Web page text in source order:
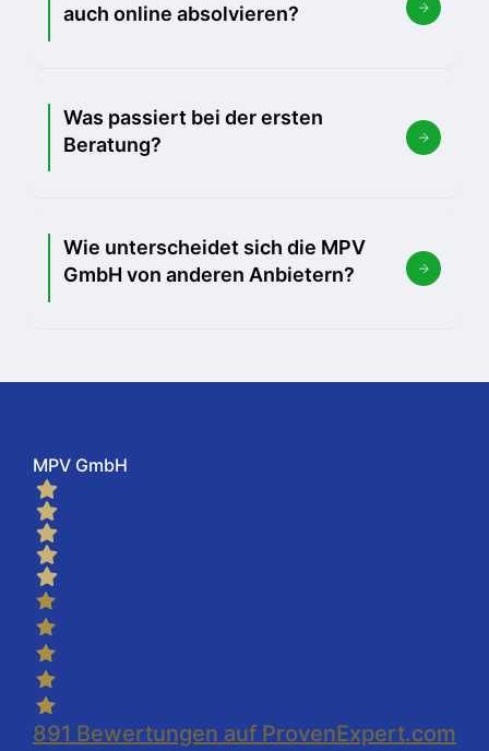
auch online absolvieren?
Was passiert bei der ersten
Beratung?
Wie unterscheidet sich die MPV
GmbH von anderen Anbietern?
MPV GmbH
891 Bewertungen auf ProvenExpert.com